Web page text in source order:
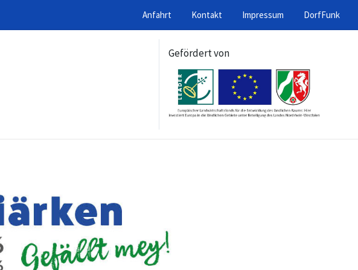
Anfahrt Kontakt Impressum DorfFunk
Gefördert von